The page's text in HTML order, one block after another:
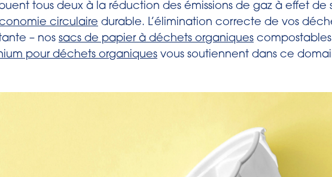
tous deux à la réduction des émissions de gaz à effet de
circulaire durable. L’élimination correcte de vos
– nos sacs de papier à déchets organiques
pour déchets organiques vous soutiennent dans ce